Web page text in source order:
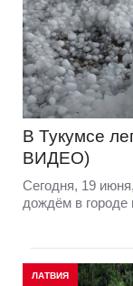
В Тукумсе
ВИДЕО)
Сегодня, 19
дождём в городе
ЛАТВИЯ